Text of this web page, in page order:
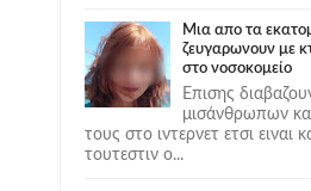
Μια απο τα
ζευγαρωνουν με
στο νοσοκομείο
Επισης
μισάνθρωπων
τους στο ιντερνετ ετσι ειναι
τουτεστιν ο...